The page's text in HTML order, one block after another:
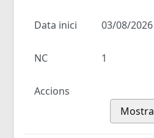
Data inici 03/08/2026
NC 1
Accions
Mostra